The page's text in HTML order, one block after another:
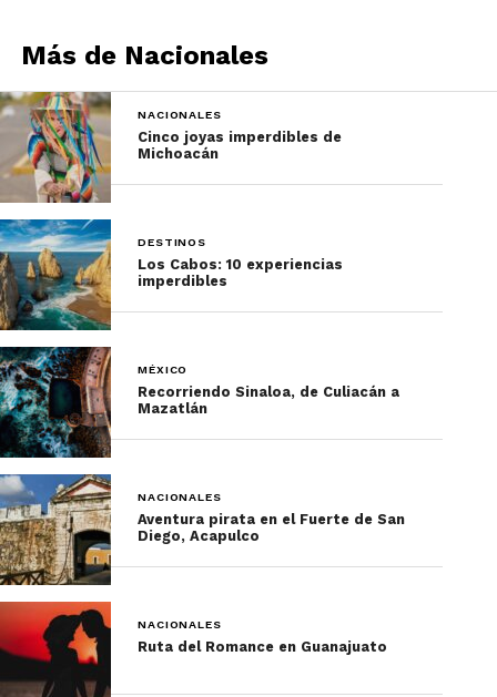
Más de Nacionales
NACIONALES
Cinco joyas imperdibles de
Michoacán
DESTINOS
Los Cabos: 10 experiencias
imperdibles
MÉXICO
Recorriendo Sinaloa, de Culiacán a
Mazatlán
NACIONALES
Aventura pirata en el Fuerte de San
Diego, Acapulco
NACIONALES
Ruta del Romance en Guanajuato